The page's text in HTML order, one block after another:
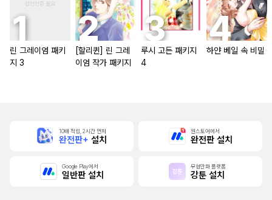
린 그레이엄 패키
지 3
[할리퀸] 린 그레
이엄 작가 패키지
루시 고든 패키지
4
하얀 베일 속 비밀
10배 적립, 2시간 먼저
완전판+ 설치
원스토어에서
완전판 설치
Google Play에서
일반판 설치
무협만화 플랫폼
강툰 설치